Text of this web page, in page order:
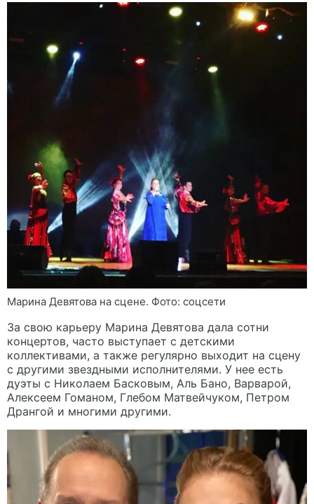
Марина Девятова на сцене. Фото: соцсети
За свою карьеру Марина Девятова дала сотни
концертов, часто выступает с детскими
коллективами, а также регулярно выходит на сцену
с другими звездными исполнителями. У нее есть
дуэты с Николаем Басковым, Аль Бано, Варварой,
Алексеем Гоманом, Глебом Матвейчуком, Петром
Дрангой и многими другими.